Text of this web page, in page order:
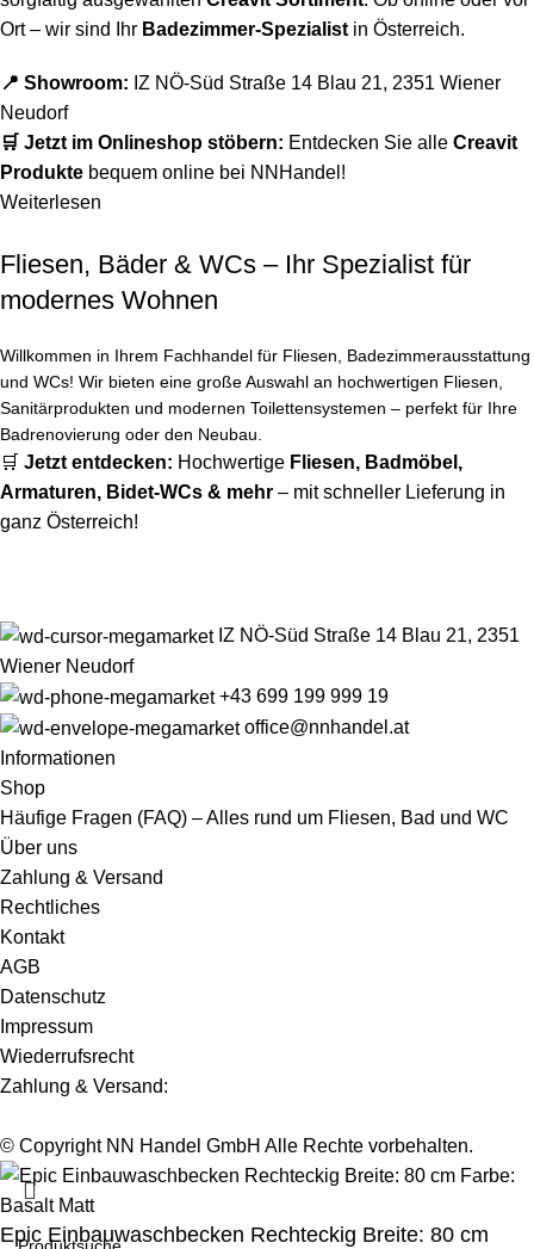
Ort – wir sind Ihr Badezimmer-Spezialist in Österreich.
📍 Showroom: IZ NÖ-Süd Straße 14 Blau 21, 2351 Wiener
Neudorf
🛒 Jetzt im Onlineshop stöbern: Entdecken Sie alle Creavit
Produkte bequem online bei NNHandel!
Weiterlesen
Fliesen, Bäder & WCs – Ihr Spezialist für
modernes Wohnen
Willkommen in Ihrem Fachhandel für Fliesen, Badezimmerausstattung
und WCs! Wir bieten eine große Auswahl an hochwertigen Fliesen,
Sanitärprodukten und modernen Toilettensystemen – perfekt für Ihre
Badrenovierung oder den Neubau.
🛒 Jetzt entdecken: Hochwertige Fliesen, Badmöbel ,
Armaturen, Bidet-WCs & mehr – mit schneller Lieferung in
ganz Österreich!
IZ NÖ-Süd Straße 14 Blau 21, 2351
Wiener Neudorf
+43 699 199 999 19
office@nnhandel.at
Informationen
Shop
Häufige Fragen (FAQ) – Alles rund um Fliesen, Bad und WC
Über uns
Zahlung & Versand
Rechtliches
Kontakt
AGB
Datenschutz
Impressum
Wiederrufsrecht
Zahlung & Versand:
© Copyright NN Handel GmbH Alle Rechte vorbehalten.
Epic Einbauwaschbecken Rechteckig Breite: 80 cm